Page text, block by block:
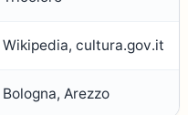
Wikipedia, cultura.gov.it
Bologna, Arezzo